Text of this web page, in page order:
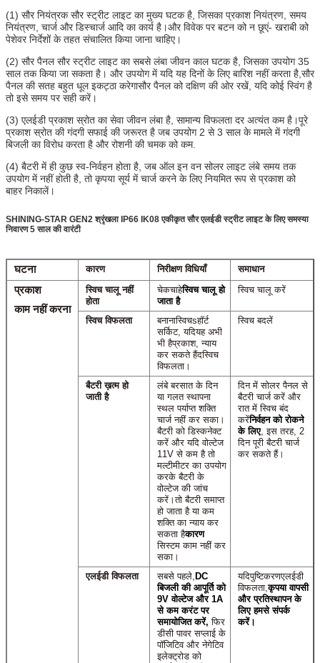
(1) सौर नियंत्रक सौर स्ट्रीट लाइट का मुख्य घटक है, जिसका प्रकाश नियंत्रण, समय
नियंत्रण, चार्ज और डिस्चार्ज आदि का कार्य है।और विवेक पर बटन को न छूएं- खराबी को
पेशेवर निर्देशों के तहत संचालित किया जाना चाहिए।
(2) सौर पैनल सौर स्ट्रीट लाइट का सबसे लंबा जीवन काल घटक है, जिसका उपयोग 35
साल तक किया जा सकता है। और उपयोग में यदि यह दिनों के लिए बारिश नहीं करता है,सौर
पैनल की सतह बहुत धूल इकट्ठा करेगासौर पैनल को दक्षिण की ओर रखें, यदि कोई स्विंग है
तो इसे समय पर सही करें।
(3) एलईडी प्रकाश स्रोत का सेवा जीवन लंबा है, सामान्य विफलता दर अत्यंत कम है।पूरे
प्रकाश स्रोत की गंदगी सफाई की जरूरत है जब उपयोग 2 से 3 साल के मामले में गंदगी
बिजली का विरोध करता है और रोशनी की चमक को कम.
(4) बैटरी में ही कुछ स्व-निर्वहन होता है, जब ऑल इन वन सोलर लाइट लंबे समय तक
उपयोग में नहीं होती है, तो कृपया सूर्य में चार्ज करने के लिए नियमित रूप से प्रकाश को
बाहर निकालें।
SHINING-STAR GEN2 श्रृंखला IP66 IK08 एकीकृत सौर एलईडी स्ट्रीट लाइट के लिए समस्या
निवारण 5 साल की वारंटी
घटना कारण निरीक्षण विधियाँ समाधान
प्रकाश
काम नहीं करना
स्विच चालू नहीं
होता
चेकचाहेस्विच चालू हो
जाता है
स्विच चालू करें
स्विच विफलता बनानास्विचsहॉर्ट
सर्किट, यदियह अभी
भी हैप्रकाश, न्याय
कर सकते हैंदस्विच
विफलता।
स्विच बदलें
बैटरी ख़त्म हो
जाती है
लंबे बरसात के दिन
या गलत स्थापना
स्थल पर्याप्त शक्ति
चार्ज नहीं कर सका।
बैटरी को डिस्कनेक्ट
करें और यदि वोल्टेज
11V से कम है तो
मल्टीमीटर का उपयोग
करके बैटरी के
वोल्टेज की जांच
करें।तो बैटरी समाप्त
हो जाता है या कम
शक्ति का न्याय कर
सकता हैकारण
सिस्टम काम नहीं कर
सका।
दिन में सोलर पैनल से
बैटरी चार्ज करें और
रात में स्विच बंद
करेंनिर्वहन को रोकने
के लिए, इस तरह, 2
दिन पूरी बैटरी चार्ज
कर सकते हैं।
एलईडी विफलता सबसे पहले, DC
बिजली की आपूर्ति को
9V वोल्टेज और 1A
से कम करंट पर
समायोजित करें, फिर
डीसी पावर सप्लाई के
पॉजिटिव और नेगेटिव
इलेक्ट्रोड को
यदिपुष्टिकरणएलईडी
विफलता,कृपया वापसी
और प्रतिस्थापन के
लिए हमसे संपर्क
करें।